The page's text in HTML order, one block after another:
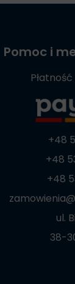
Pomoc i
+48
+48
+48
ul.
38-